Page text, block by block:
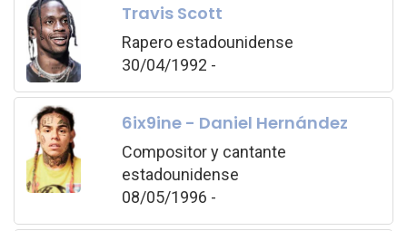
Travis Scott
Rapero estadounidense
30/04/1992 -
6ix9ine - Daniel Hernández
Compositor y cantante
estadounidense
08/05/1996 -